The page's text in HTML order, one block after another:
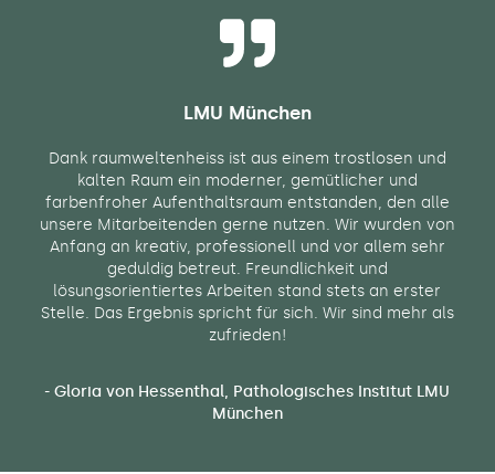
LMU München
Dank raumweltenheiss ist aus einem trostlosen und
kalten Raum ein moderner, gemütlicher und
farbenfroher Aufenthaltsraum entstanden, den alle
unsere Mitarbeitenden gerne nutzen. Wir wurden von
Anfang an kreativ, professionell und vor allem sehr
geduldig betreut. Freundlichkeit und
lösungsorientiertes Arbeiten stand stets an erster
Stelle. Das Ergebnis spricht für sich. Wir sind mehr als
zufrieden!
- Gloria von Hessenthal, Pathologisches Institut LMU
München